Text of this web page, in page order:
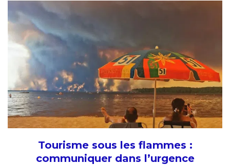
Tourisme sous les flammes :
communiquer dans l’urgence